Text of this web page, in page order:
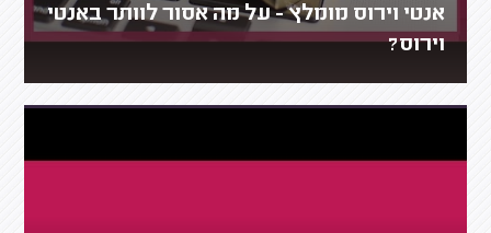
אנטי וירוס מומלץ - על מה אסור לוותר באנטי
וירוס?